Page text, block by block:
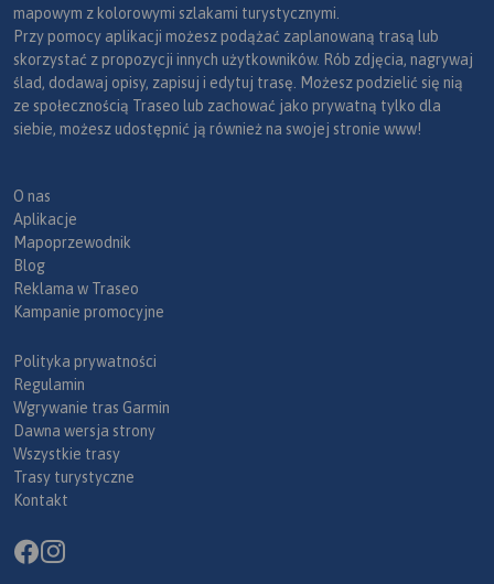
mapowym z kolorowymi szlakami turystycznymi.
Przy pomocy aplikacji możesz podążać zaplanowaną trasą lub
skorzystać z propozycji innych użytkowników. Rób zdjęcia, nagrywaj
ślad, dodawaj opisy, zapisuj i edytuj trasę. Możesz podzielić się nią
ze społecznością Traseo lub zachować jako prywatną tylko dla
siebie, możesz udostępnić ją również na swojej stronie www!
O nas
Aplikacje
Mapoprzewodnik
Blog
Reklama w Traseo
Kampanie promocyjne
Polityka prywatności
Regulamin
Wgrywanie tras Garmin
Dawna wersja strony
Wszystkie trasy
Trasy turystyczne
Kontakt